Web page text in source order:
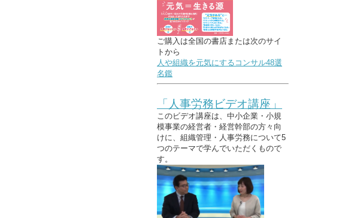
ご購入は全国の書店または次のサイ
トから
人や組織を元気にするコンサル48選
名鑑
「人事労務ビデオ講座」
このビデオ講座は、中小企業・小規
模事業の経営者・経営幹部の方々向
けに、組織管理・人事労務について5
つのテーマで学んでいただくもので
す。